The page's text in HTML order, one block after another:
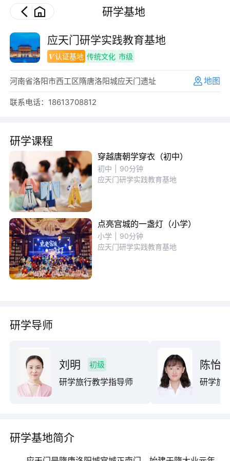
研学基地
应天门研学实践教育基地
认证基地 传统文化 市级
河南省洛阳市西工区隋唐洛阳城应天门遗址 地图
联系电话：18613708812
研学课程
穿越唐朝学穿衣（初中）
初中
90分钟
应天门研学实践教育基地
点亮宫城的一盏灯（小学）
小学
90分钟
应天门研学实践教育基地
研学导师
刘明 初级
研学旅行教学指导师
陈怡
研学旅
研学基地简介